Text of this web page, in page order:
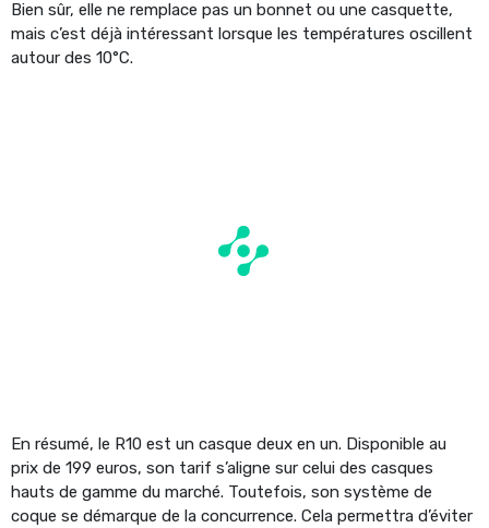
Bien sûr, elle ne remplace pas un bonnet ou une casquette,
mais c’est déjà intéressant lorsque les températures oscillent
autour des 10°C.
En résumé, le R10 est un casque deux en un. Disponible au
prix de 199 euros, son tarif s’aligne sur celui des casques
hauts de gamme du marché. Toutefois, son système de
coque se démarque de la concurrence. Cela permettra d’éviter